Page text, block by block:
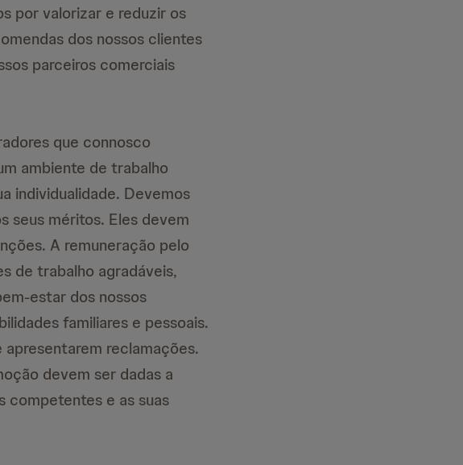
por valorizar e reduzir os
dos nossos clientes
parceiros comerciais
que connosco
ambiente de trabalho
individualidade. Devemos
seus méritos. Eles devem
A remuneração pelo
de trabalho agradáveis,
estar dos nossos
familiares e pessoais.
reclamações.
devem ser dadas a
competentes e as suas